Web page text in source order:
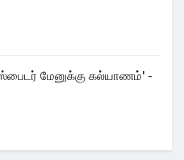
மேனுக்கு கல்யாணம்' -